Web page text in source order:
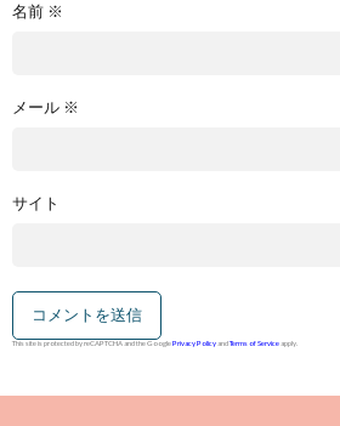
名前 ※
メール ※
サイト
This site is protected by reCAPTCHA and the GooglePrivacy Policy andTerms of Service apply.